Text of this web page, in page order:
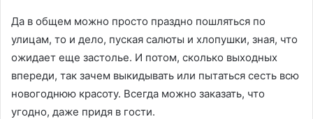
Да в общем можно просто праздно пошляться по
улицам, то и дело, пуская салюты и хлопушки, зная, что
ожидает еще застолье. И потом, сколько выходных
впереди, так зачем выкидывать или пытаться сесть всю
новогоднюю красоту. Всегда можно заказать, что
угодно, даже придя в гости.